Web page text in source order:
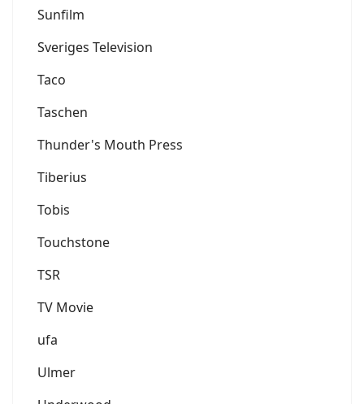
Sunfilm
Sveriges Television
Taco
Taschen
Thunder's Mouth Press
Tiberius
Tobis
Touchstone
TSR
TV Movie
ufa
Ulmer